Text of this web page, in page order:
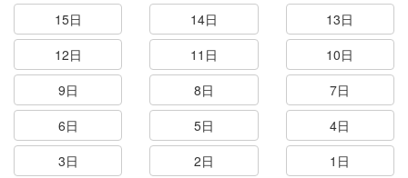
15日
14日
13日
12日
11日
10日
9日
8日
7日
6日
5日
4日
3日
2日 1日